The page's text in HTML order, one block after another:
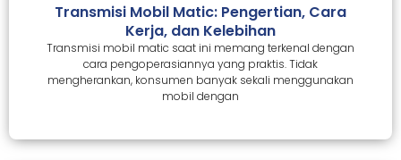
Transmisi Mobil Matic: Pengertian, Cara
Kerja, dan Kelebihan
Transmisi mobil matic saat ini memang terkenal dengan
cara pengoperasiannya yang praktis. Tidak
mengherankan, konsumen banyak sekali menggunakan
mobil dengan